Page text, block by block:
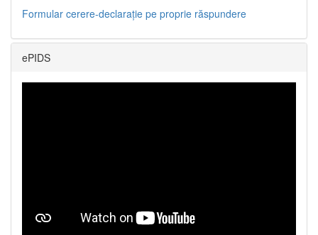
Formular cerere-declarație pe proprie răspundere
ePIDS